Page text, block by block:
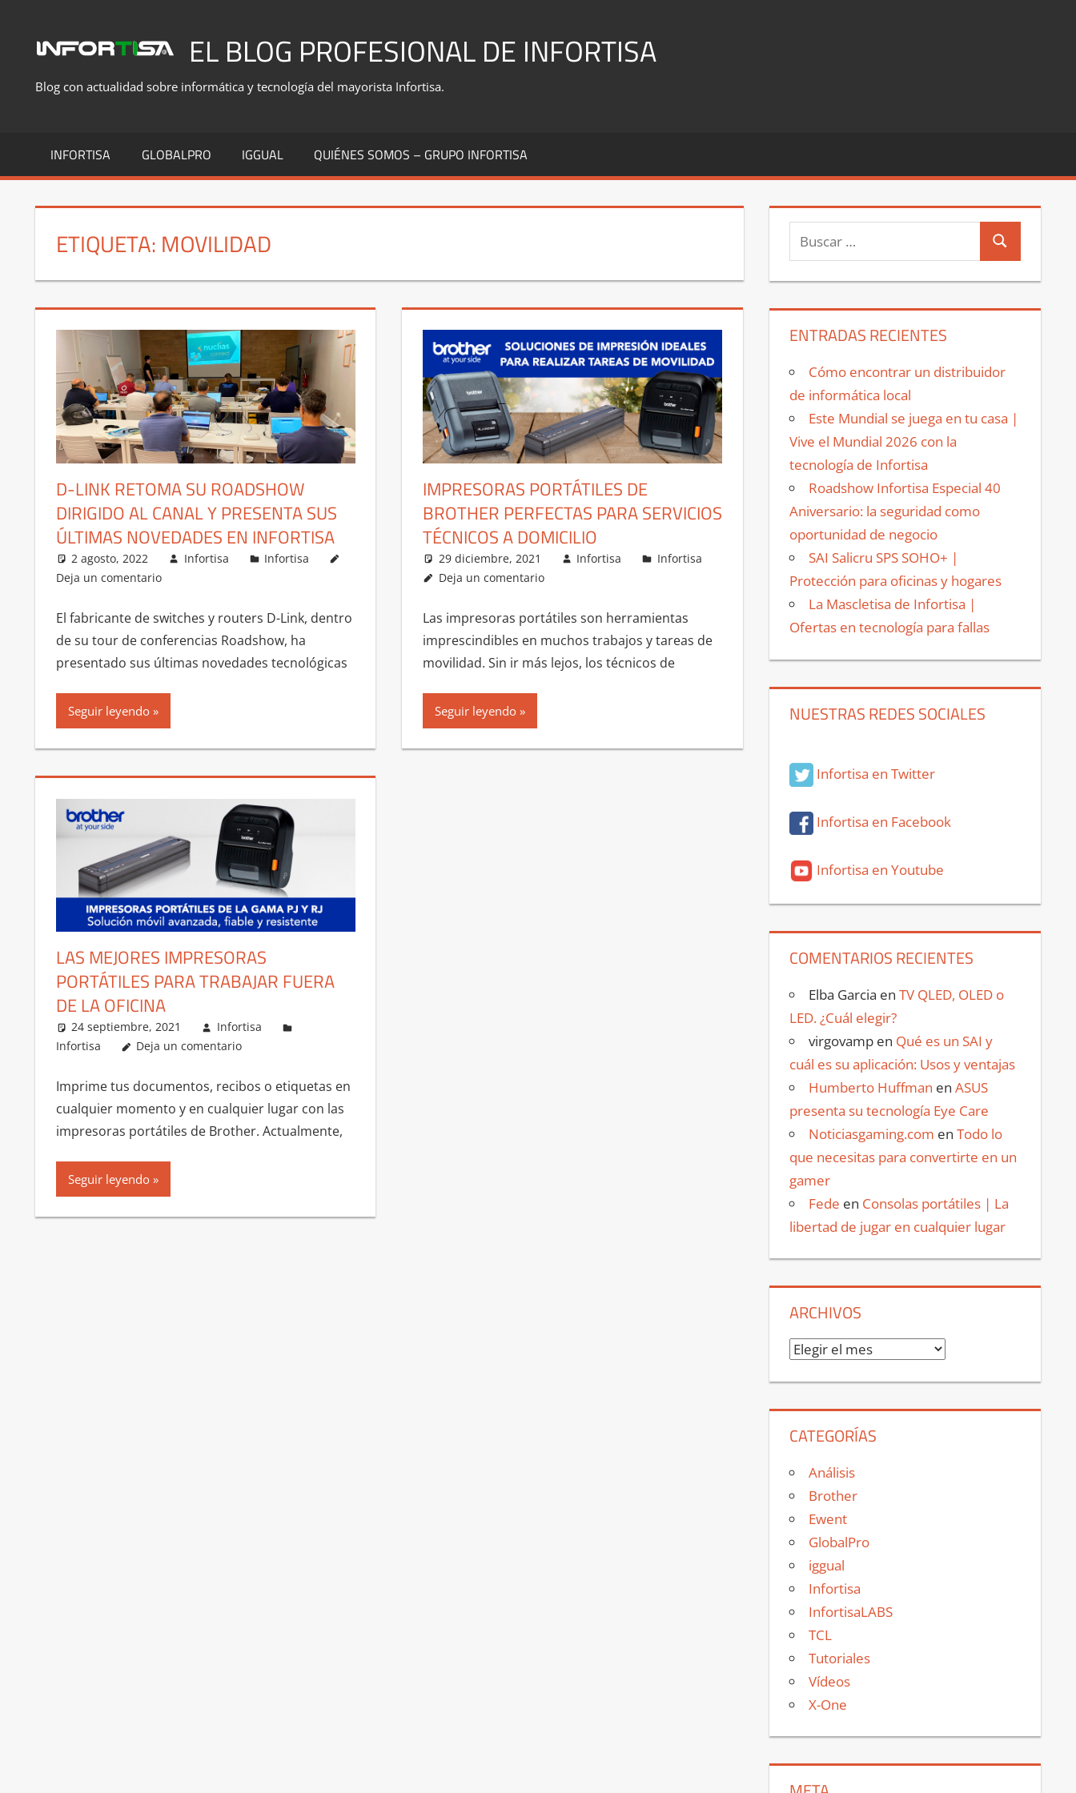
contenido
EL BLOG PROFESIONAL DE INFORTISA
Blog con actualidad sobre informática y tecnología del mayorista Infortisa.
INFORTISA GLOBALPRO IGGUAL QUIÉNES SOMOS – GRUPO INFORTISA
ETIQUETA: MOVILIDAD
D-LINK RETOMA SU ROADSHOW
DIRIGIDO AL CANAL Y PRESENTA SUS
ÚLTIMAS NOVEDADES EN INFORTISA
2 agosto, 2022 Infortisa
Infortisa
Deja un comentario
El fabricante de switches y routers D-Link, dentro
de su tour de conferencias Roadshow, ha
presentado sus últimas novedades tecnológicas
Seguir leyendo
IMPRESORAS PORTÁTILES DE
BROTHER PERFECTAS PARA SERVICIOS
TÉCNICOS A DOMICILIO
29 diciembre, 2021 Infortisa
Infortisa
Deja un comentario
Las impresoras portátiles son herramientas
imprescindibles en muchos trabajos y tareas de
movilidad. Sin ir más lejos, los técnicos de
Seguir leyendo
LAS MEJORES IMPRESORAS
PORTÁTILES PARA TRABAJAR FUERA
DE LA OFICINA
24 septiembre, 2021
Infortisa
Infortisa
Deja un comentario
Imprime tus documentos, recibos o etiquetas en
cualquier momento y en cualquier lugar con las
impresoras portátiles de Brother. Actualmente,
Seguir leyendo
Buscar:
Buscar
ENTRADAS RECIENTES
Cómo encontrar un distribuidor
de informática local
Este Mundial se juega en tu casa |
Vive el Mundial 2026 con la
tecnología de Infortisa
Roadshow Infortisa Especial 40
Aniversario: la seguridad como
oportunidad de negocio
SAI Salicru SPS SOHO+ |
Protección para oficinas y hogares
La Mascletisa de Infortisa |
Ofertas en tecnología para fallas
NUESTRAS REDES SOCIALES
Infortisa en Twitter
Infortisa en Facebook
Infortisa en Youtube
COMENTARIOS RECIENTES
Elba Garcia enTV QLED, OLED o
LED. ¿Cuál elegir?
virgovamp en Qué es un SAI y
cuál es su aplicación: Usos y ventajas
Humberto Huffman enASUS
presenta su tecnología Eye Care
Noticiasgaming.com enTodo lo
que necesitas para convertirte en un
gamer
Fede en Consolas portátiles | La
libertad de jugar en cualquier lugar
ARCHIVOS
Archivos
CATEGORÍAS
Análisis
Brother
Ewent
GlobalPro
iggual
Infortisa
InfortisaLABS
TCL
Tutoriales
Vídeos
X-One